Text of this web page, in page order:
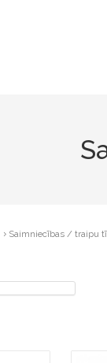
Saimniecības / traipu